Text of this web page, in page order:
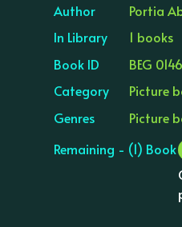
Author
Portia
In Library
1 books
Book ID
BEG
Category
Picture
Genres
Picture
Remaining - (1) Book